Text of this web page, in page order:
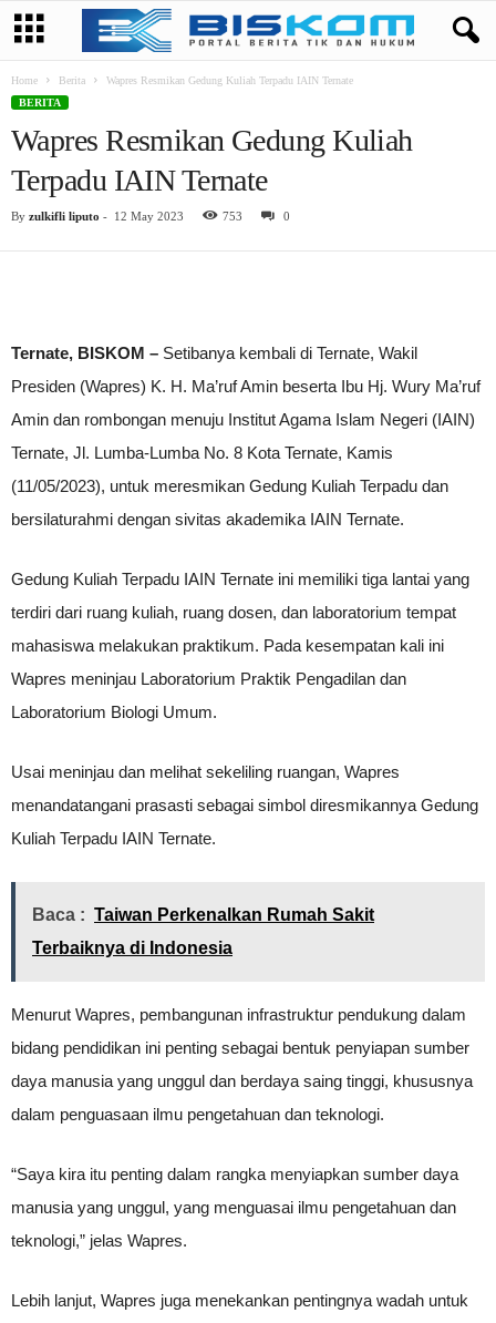
Home Berita
Wapres Resmikan Gedung Kuliah Terpadu IAIN Ternate
BERITA
Wapres Resmikan Gedung Kuliah
Terpadu IAIN Ternate
By zulkifli liputo - 12 May 2023 753 0
Ternate, BISKOM – Setibanya kembali di Ternate, Wakil
Presiden (Wapres) K. H. Ma’ruf Amin beserta Ibu Hj. Wury Ma’ruf
Amin dan rombongan menuju Institut Agama Islam Negeri (IAIN)
Ternate, Jl. Lumba-Lumba No. 8 Kota Ternate, Kamis
(11/05/2023), untuk meresmikan Gedung Kuliah Terpadu dan
bersilaturahmi dengan sivitas akademika IAIN Ternate.
Gedung Kuliah Terpadu IAIN Ternate ini memiliki tiga lantai yang
terdiri dari ruang kuliah, ruang dosen, dan laboratorium tempat
mahasiswa melakukan praktikum. Pada kesempatan kali ini
Wapres meninjau Laboratorium Praktik Pengadilan dan
Laboratorium Biologi Umum.
Usai meninjau dan melihat sekeliling ruangan, Wapres
menandatangani prasasti sebagai simbol diresmikannya Gedung
Kuliah Terpadu IAIN Ternate.
Baca : Taiwan Perkenalkan Rumah Sakit
Terbaiknya di Indonesia
Menurut Wapres, pembangunan infrastruktur pendukung dalam
bidang pendidikan ini penting sebagai bentuk penyiapan sumber
daya manusia yang unggul dan berdaya saing tinggi, khususnya
dalam penguasaan ilmu pengetahuan dan teknologi.
“Saya kira itu penting dalam rangka menyiapkan sumber daya
manusia yang unggul, yang menguasai ilmu pengetahuan dan
teknologi,” jelas Wapres.
Lebih lanjut, Wapres juga menekankan pentingnya wadah untuk